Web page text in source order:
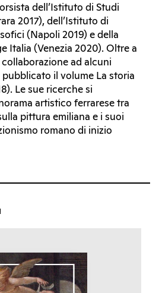
dell’Istituto di Studi
2017), dell’Istituto di
(Napoli 2019) e della
Italia (Venezia 2020). Oltre a
ad alcuni
il volume La storia
Le sue ricerche si
artistico ferrarese tra
pittura emiliana e i suoi
romano di inizio